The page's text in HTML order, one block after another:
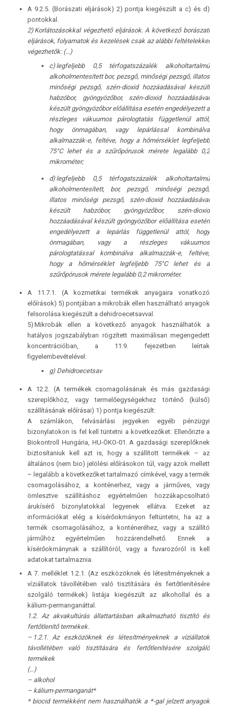
A 9.2.5. (Borászati eljárások) 2) pontja kiegészült a c) és d)
pontokkal.
2) Korlátozásokkal végezhető eljárások. A következő borászati
eljárások, folyamatok és kezelések csak az alábbi feltételekkel
végezhetők: (…)
c) legfeljebb 0,5 térfogatszázalék alkoholtartalmú
alkoholmentesített bor, pezsgő, minőségi pezsgő, illatos
minőségi pezsgő, szén-dioxid hozzáadásával készült
habzóbor, gyöngyözőbor, szén-dioxid hozzáadásával
készült gyöngyözőbor előállítása esetén engedélyezett a
részleges vákuumos párologtatás függetlenül attól,
hogy önmagában, vagy lepárlással kombinálva
alkalmazzák-e, feltéve, hogy a hőmérséklet legfeljebb
75°C lehet és a szűrőpórusok mérete legalább 0,2
mikrométer;
d) legfeljebb 0,5 térfogatszázalék alkoholtartalmú
alkoholmentesített, bor, pezsgő, minőségi pezsgő,
illatos minőségi pezsgő, szén-dioxid hozzáadásával
készült habzóbor, gyöngyözőbor, szén-dioxid
hozzáadásával készült gyöngyözőbor előállítása esetén
engedélyezett a lepárlás függetlenül attól, hogy
önmagában, vagy a részleges vákuumos
párologtatással kombinálva alkalmazzák-e, feltéve,
hogy a hőmérséklet legfeljebb 75°C lehet és a
szűrőpórusok mérete legalább 0,2 mikrométer.
A 11.7.1. (A kozmetikai termékek anyagaira vonatkozó
előírások) 5) pontjában a mikrobák ellen használható anyagok
felsorolása kiegészült a dehidroecetsavval.
5) Mikrobák ellen a következő anyagok használhatók a
hatályos jogszabályban rögzített maximálisan megengedett
koncentrációban, a 11.9. fejezetben leírtak
figyelembevételével:
g) Dehidroecetsav
A 12.2. (A termékek csomagolásának és más gazdasági
szereplőkhöz, vagy termelőegységekhez történő (külső)
szállításának előírásai) 1) pontja kiegészült:
A számlákon, felvásárlási jegyeken egyéb pénzügyi
bizonylatokon is fel kell tüntetni a következőket: Ellenőrizte a
Biokontroll Hungária, HU-ÖKO-01. A gazdasági szereplőknek
biztosítaniuk kell azt is, hogy a szállított termékek – az
általános (nem bio) jelölési előírásokon túl, vagy azok mellett
– legalább a következőket tartalmazó címkével, vagy a termék
csomagolásához, a konténerhez, vagy a járműves, vagy
ömlesztve szállításhoz egyértelműen hozzákapcsolható
árukísérő bizonylatokkal legyenek ellátva. Ezeket az
információkat elég a kísérőokmányon feltüntetni, ha az a
termék csomagolásához, a konténeréhez, vagy a szállító
járműhöz egyértelműen hozzárendelhető. Ennek a
kísérőokmánynak a szállítóról, vagy a fuvarozóról is kell
adatokat tartalmaznia.
A 7. melléklet 1.2.1. (Az eszközöknek és létesítményeknek a
víziállatok távollétében való tisztítására és fertőtlenítésére
szolgáló termékek) listája kiegészült az alkohollal és a
kálium-permanganáttal.
1.2. Az akvakultúrás állattartásban alkalmazható tisztító és
fertőtlenítő termékek.
– 1.2.1. Az eszközöknek és létesítményeknek a víziállatok
távollétében való tisztítására és fertőtlenítésére szolgáló
termékek
(…)
– alkohol
– kálium-permanganát*
* biocid termékként nem használhatók a *-gal jelzett anyagok